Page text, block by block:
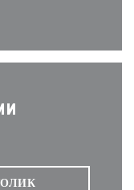
в
((открывается